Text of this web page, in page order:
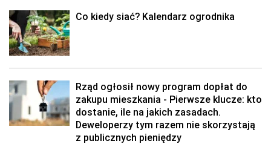
Co kiedy siać? Kalendarz ogrodnika
Rząd ogłosił nowy program dopłat do
zakupu mieszkania - Pierwsze klucze: kto
dostanie, ile na jakich zasadach.
Deweloperzy tym razem nie skorzystają
z publicznych pieniędzy